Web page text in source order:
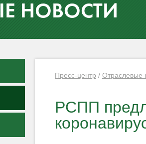
НОВОСТИ
Пресс-центр / Отраслевые
РСПП